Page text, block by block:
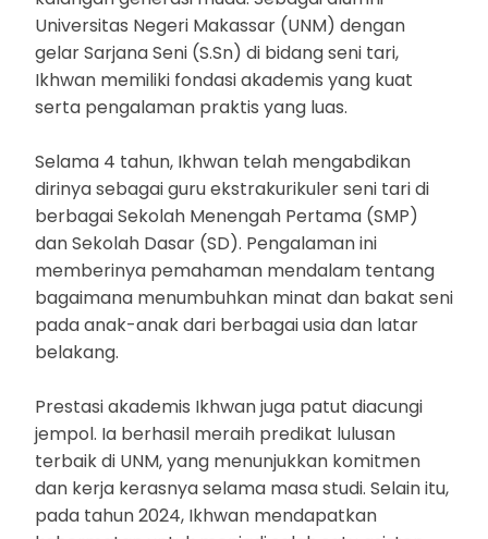
Universitas Negeri Makassar (UNM) dengan
gelar Sarjana Seni (S.Sn) di bidang seni tari,
Ikhwan memiliki fondasi akademis yang kuat
serta pengalaman praktis yang luas.
Selama 4 tahun, Ikhwan telah mengabdikan
dirinya sebagai guru ekstrakurikuler seni tari di
berbagai Sekolah Menengah Pertama (SMP)
dan Sekolah Dasar (SD). Pengalaman ini
memberinya pemahaman mendalam tentang
bagaimana menumbuhkan minat dan bakat seni
pada anak-anak dari berbagai usia dan latar
belakang.
Prestasi akademis Ikhwan juga patut diacungi
jempol. Ia berhasil meraih predikat lulusan
terbaik di UNM, yang menunjukkan komitmen
dan kerja kerasnya selama masa studi. Selain itu,
pada tahun 2024, Ikhwan mendapatkan